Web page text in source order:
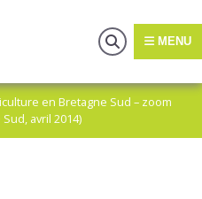
MENU
en Bretagne Sud – zoom
avril 2014)